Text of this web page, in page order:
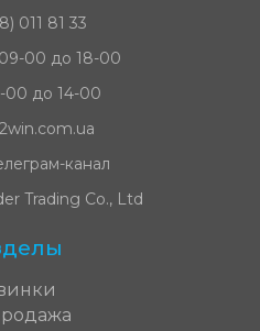
011 81 33
00 до 18-00
00 до 14-00
канал
Trading Co., Ltd